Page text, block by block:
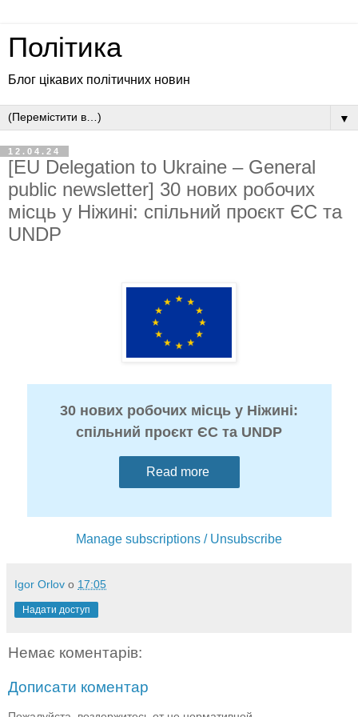
Політика
Блог цікавих політичних новин
▼
12.04.24
[EU Delegation to Ukraine – General
public newsletter] 30 нових робочих
місць у Ніжині: спільний проєкт ЄС та
UNDP
30 нових робочих місць у Ніжині:
спільний проєкт ЄС та UNDP
Read more
Manage subscriptions / Unsubscribe
Igor Orlov о 17:05
Надати доступ
Немає коментарів:
Дописати коментар